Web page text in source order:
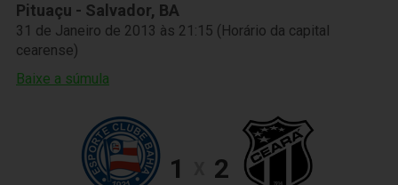
Pituaçu - Salvador, BA
31 de Janeiro de 2013 às 21:15 (Horário da capital
cearense)
Baixe a súmula
1 2